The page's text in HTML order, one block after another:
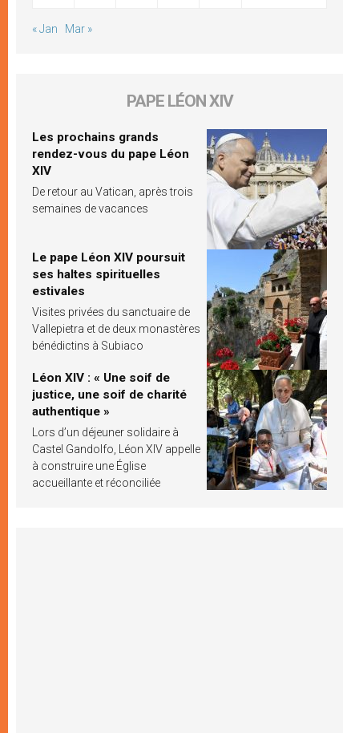
« Jan Mar »
PAPE LÉON XIV
Les prochains grands
rendez-vous du pape Léon
XIV
De retour au Vatican, après trois
semaines de vacances
Le pape Léon XIV poursuit
ses haltes spirituelles
estivales
Visites privées du sanctuaire de
Vallepietra et de deux monastères
bénédictins à Subiaco
Léon XIV : « Une soif de
justice, une soif de charité
authentique »
Lors d’un déjeuner solidaire à
Castel Gandolfo, Léon XIV appelle
à construire une Église
accueillante et réconciliée